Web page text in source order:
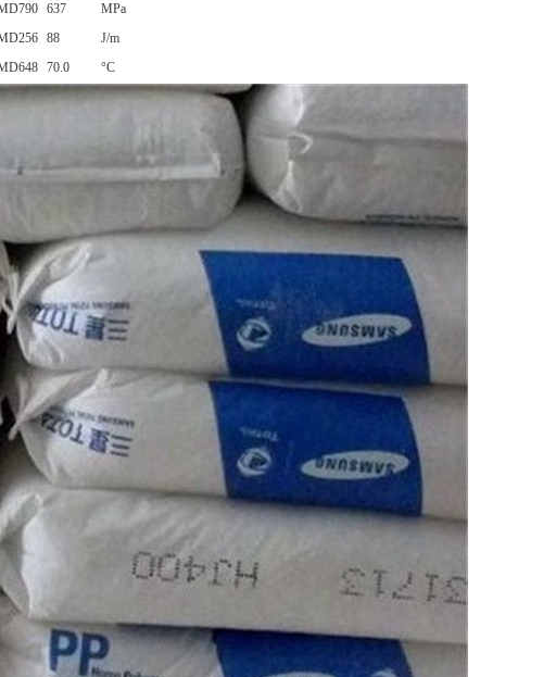
637
MPa
88
J/m
70.0 °C